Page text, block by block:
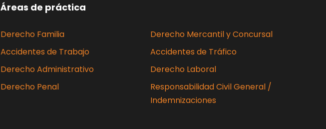
Áreas de práctica
Derecho Familia
Derecho Mercantil y Concursal
Accidentes de Trabajo
Accidentes de Tráfico
Derecho Administrativo
Derecho Laboral
Derecho Penal
Responsabilidad Civil General /
Indemnizaciones